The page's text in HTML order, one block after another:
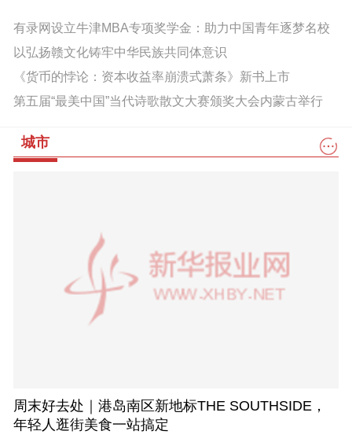
有录网设立牛津MBA专项奖学金：助力中国青年逐梦名校
以弘扬赣文化铸牢中华民族共同体意识
《货币的悖论：资本收益率崩溃式萧条》新书上市
第五届“最美中国”当代诗歌散文大赛颁奖大会内蒙古举行
城市
周末好去处｜港岛南区新地标THE SOUTHSIDE，
年轻人逛街美食一站搞定